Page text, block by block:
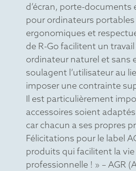
d’écran, porte-documents
pour ordinateurs portables
ergonomiques et
de R-Go facilitent un
ordinateur naturel et sans
soulagent l’utilisateur au
imposer une contrainte
Il est particulièrement
accessoires soient
car chacun a ses propres
Félicitations pour le label
produits qui facilitent la vie
professionnelle ! » – AGR